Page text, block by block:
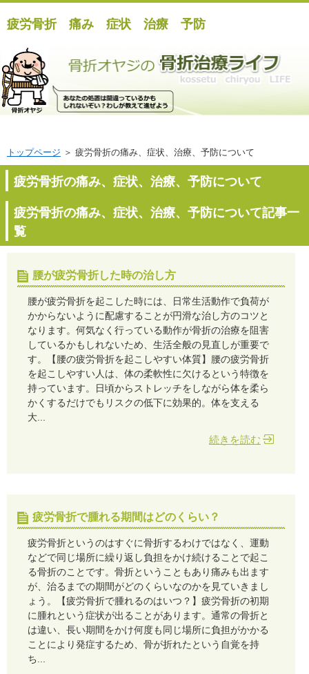
疲労骨折 痛み 症状 治療 予防
トップページ ＞ 疲労骨折の痛み、症状、治療、予防について
疲労骨折の痛み、症状、治療、予防について
疲労骨折の痛み、症状、治療、予防について記事一
覧
腰が疲労骨折した時の治し方
腰が疲労骨折を起こした時には、日常生活動作で負荷が
かからないように配慮することが円滑な治し方のコツと
なります。何気なく行っている動作が骨折の治療を阻害
しているかもしれないため、生活全般の見直しが重要で
す。【腰の疲労骨折を起こしやすい体質】腰の疲労骨折
を起こしやすい人は、体の柔軟性に欠けるという特徴を
持っています。日頃からストレッチをしながら体を柔ら
かくするだけでもリスクの低下に効果的。体を支える
大...
続きを読む
疲労骨折で腫れる期間はどのくらい？
疲労骨折というのはすぐに骨折するわけではなく、運動
などで同じ場所に繰り返し負担をかけ続けることで起こ
る骨折のことです。骨折ということもあり痛みも出ます
が、治るまでの期間がどのくらいなのかを見ていきまし
ょう。【疲労骨折で腫れるのはいつ？】疲労骨折の初期
に腫れという症状が出ることがあります。通常の骨折と
は違い、長い期間をかけ何度も同じ場所に負担がかかる
ことにより発症するため、骨が折れたという自覚を持
ち...